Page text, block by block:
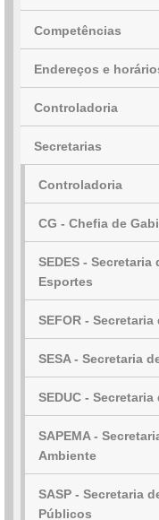
Competências
Endereços e
Controladoria
Secretarias
Controladoria
CG - Chefia de
SEDES -
Esportes
SEFOR -
SESA - Secretaria
SEDUC -
SAPEMA -
Ambiente
SASP - Secretaria
Públicos